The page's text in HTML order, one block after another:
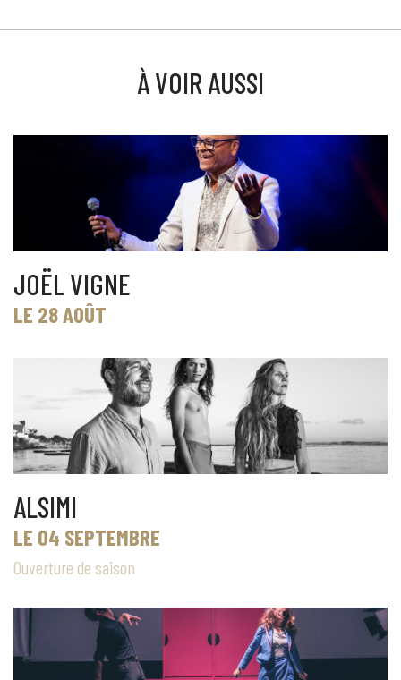
À VOIR AUSSI
JOËL VIGNE
LE 28 AOÛT
ALSIMI
LE 04 SEPTEMBRE
Ouverture de saison